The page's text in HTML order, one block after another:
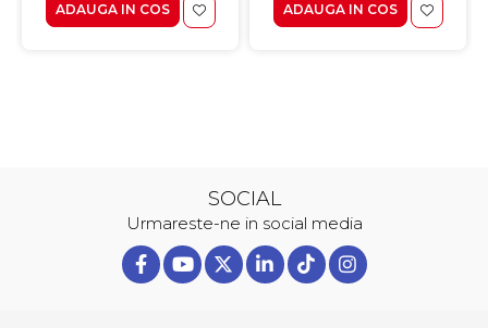
ADAUGA IN COS ADAUGA IN COS
SOCIAL
Urmareste-ne in social media